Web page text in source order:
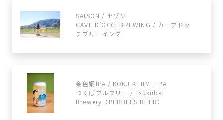
SAISON / セゾン
CAVE D’OCCI BREWING / カーブドッ
チブルーイング
金色姫IPA / KONJIKIHIME IPA
つくばブルワリー / Tsukuba
Brewery（PEBBLES BEER）